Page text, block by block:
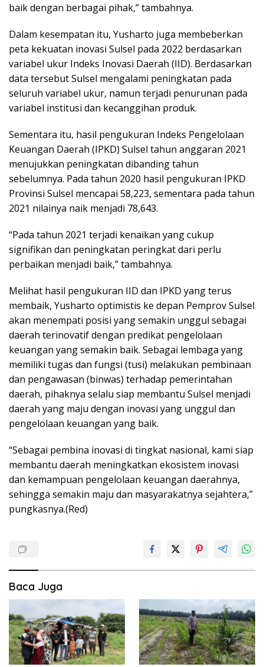
baik dengan berbagai pihak,” tambahnya.
Dalam kesempatan itu, Yusharto juga membeberkan
peta kekuatan inovasi Sulsel pada 2022 berdasarkan
variabel ukur Indeks Inovasi Daerah (IID). Berdasarkan
data tersebut Sulsel mengalami peningkatan pada
seluruh variabel ukur, namun terjadi penurunan pada
variabel institusi dan kecanggihan produk.
Sementara itu, hasil pengukuran Indeks Pengelolaan
Keuangan Daerah (IPKD) Sulsel tahun anggaran 2021
menujukkan peningkatan dibanding tahun
sebelumnya. Pada tahun 2020 hasil pengukuran IPKD
Provinsi Sulsel mencapai 58,223, sementara pada tahun
2021 nilainya naik menjadi 78,643.
“Pada tahun 2021 terjadi kenaikan yang cukup
signifikan dan peningkatan peringkat dari perlu
perbaikan menjadi baik,” tambahnya.
Melihat hasil pengukuran IID dan IPKD yang terus
membaik, Yusharto optimistis ke depan Pemprov Sulsel
akan menempati posisi yang semakin unggul sebagai
daerah terinovatif dengan predikat pengelolaan
keuangan yang semakin baik. Sebagai lembaga yang
memiliki tugas dan fungsi (tusi) melakukan pembinaan
dan pengawasan (binwas) terhadap pemerintahan
daerah, pihaknya selalu siap membantu Sulsel menjadi
daerah yang maju dengan inovasi yang unggul dan
pengelolaan keuangan yang baik.
“Sebagai pembina inovasi di tingkat nasional, kami siap
membantu daerah meningkatkan ekosistem inovasi
dan kemampuan pengelolaan keuangan daerahnya,
sehingga semakin maju dan masyarakatnya sejahtera,”
pungkasnya.(Red)
Baca Juga